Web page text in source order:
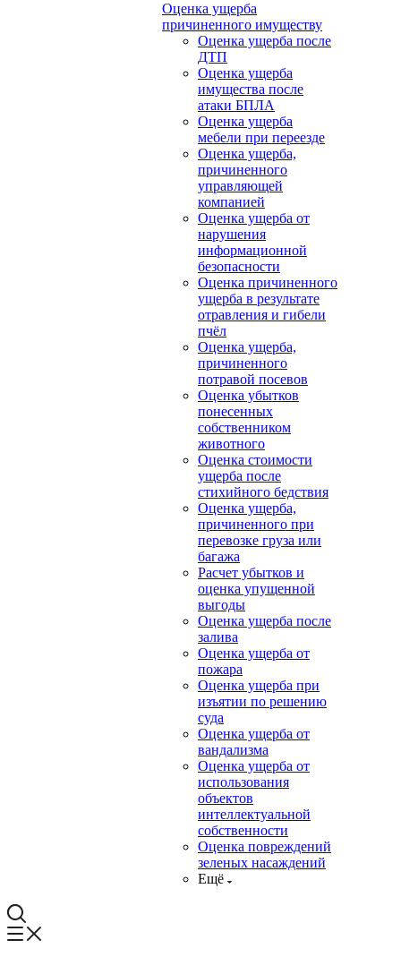
Оценка ущерба
причиненного имуществу
Оценка ущерба после
ДТП
Оценка ущерба
имущества после
атаки БПЛА
Оценка ущерба
мебели при переезде
Оценка ущерба,
причиненного
управляющей
компанией
Оценка ущерба от
нарушения
информационной
безопасности
Оценка причиненного
ущерба в результате
отравления и гибели
пчёл
Оценка ущерба,
причиненного
потравой посевов
Оценка убытков
понесенных
собственником
животного
Оценка стоимости
ущерба после
стихийного бедствия
Оценка ущерба,
причиненного при
перевозке груза или
багажа
Расчет убытков и
оценка упущенной
выгоды
Оценка ущерба после
залива
Оценка ущерба от
пожара
Оценка ущерба при
изъятии по решению
суда
Оценка ущерба от
вандализма
Оценка ущерба от
использования
объектов
интеллектуальной
собственности
Оценка повреждений
зеленых насаждений
Ещё